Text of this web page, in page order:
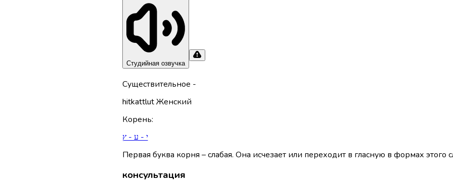
Студийная озвучка
Существительное -
hitkattlut Женский
Корень:
י - ע - ץ
Первая буква корня – слабая. Она исчезает или переходит в гласную в формах этого
консультация